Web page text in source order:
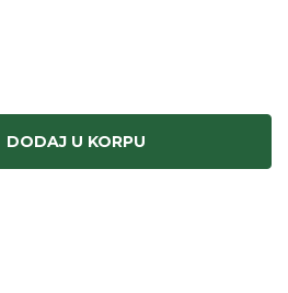
DODAJ U KORPU